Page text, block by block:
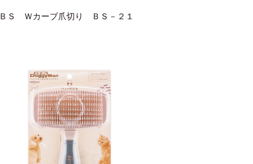
ＢＳ Ｗカーブ爪切り ＢＳ－２１